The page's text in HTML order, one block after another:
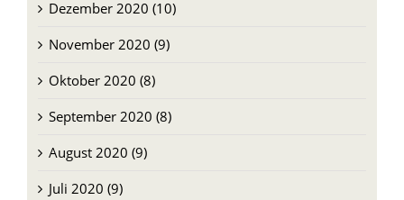
November 2020 (9)
Oktober 2020 (8)
September 2020 (8)
August 2020 (9)
Juli 2020 (9)
Juni 2020 (12)